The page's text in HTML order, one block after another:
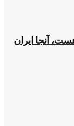
آنجا ایران